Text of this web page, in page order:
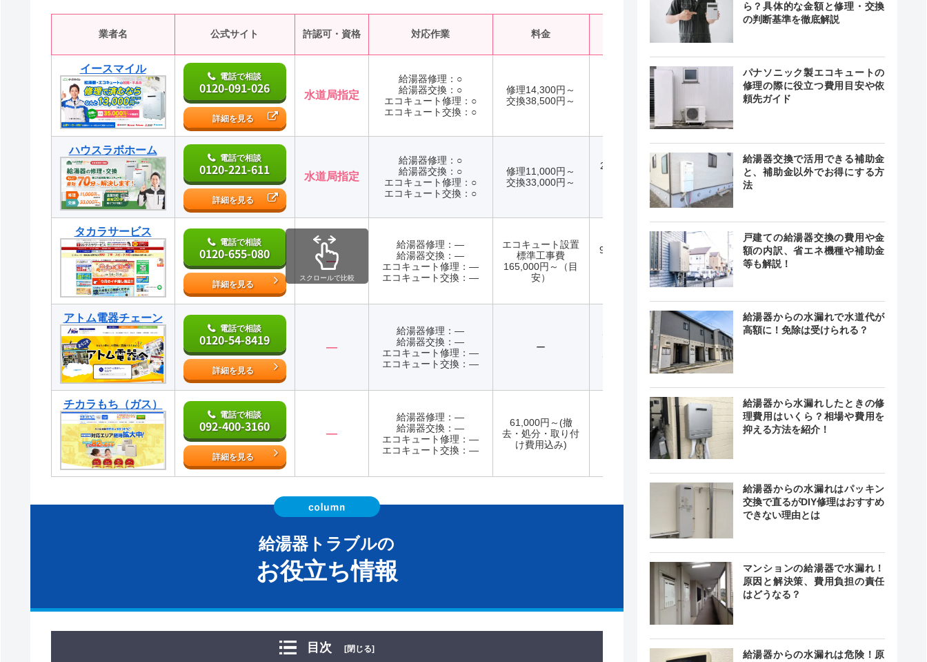
業者名 公式サイト 許認可・資格 対応作業 料金 緊急駆けつけ
イースマイル
電話で相談
0120-091-026
詳細を見る
水道局指定
給湯器修理：○
給湯器交換：○
エコキュート修理：○
エコキュート交換：○
修理14,300円～
交換38,500円～
ハウスラボホーム
電話で相談
0120-221-611
詳細を見る
水道局指定
給湯器修理：○
給湯器交換：○
エコキュート修理：○
エコキュート交換：○
修理11,000円～
交換33,000円～
24時間 年中
最短20分
タカラサービス
電話で相談
0120-655-080
詳細を見る
―
給湯器修理：―
給湯器交換：―
エコキュート修理：―
エコキュート交換：―
エコキュート設置
標準工事費
165,000円～（目
安）
9:00〜18:00
―
アトム電器チェーン
電話で相談
0120-54-8419
詳細を見る
―
給湯器修理：―
給湯器交換：―
エコキュート修理：―
エコキュート交換：―
ー
店舗によっ
ー
チカラもち（ガス）
電話で相談
092-400-3160
詳細を見る
―
給湯器修理：―
給湯器交換：―
エコキュート修理：―
エコキュート交換：―
61,000円～(撤
去・処分・取り付
け費用込み)
ー
スクロールで比較
給湯器トラブルの
お役立ち情報
目次 [閉じる]
ら？具体的な金額と修理・交換
の判断基準を徹底解説
パナソニック製エコキュートの
修理の際に役立つ費用目安や依
頼先ガイド
給湯器交換で活用できる補助金
と、補助金以外でお得にする方
法
戸建ての給湯器交換の費用や金
額の内訳、省エネ機種や補助金
等も解説！
給湯器からの水漏れで水道代が
高額に！免除は受けられる？
給湯器から水漏れしたときの修
理費用はいくら？相場や費用を
抑える方法を紹介！
給湯器からの水漏れはパッキン
交換で直るがDIY修理はおすすめ
できない理由とは
マンションの給湯器で水漏れ！
原因と解決策、費用負担の責任
はどうなる？
給湯器からの水漏れは危険！原